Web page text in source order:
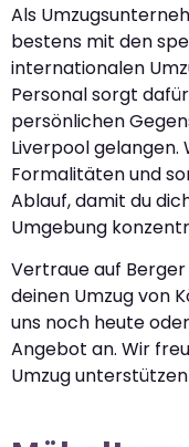
Als
bestens mit den
internationalen
Personal sorgt
persönlichen
Liverpool gelangen.
Formalitäten und
Ablauf, damit du
Umgebung
Vertraue auf Berger
deinen Umzug von
uns noch heute
Angebot an. Wir
Umzug